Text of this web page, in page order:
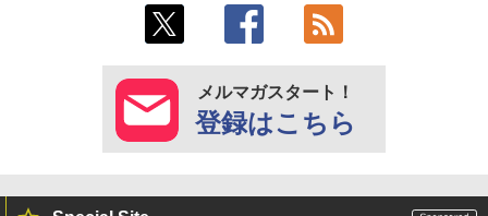
メルマガスタート！
登録はこちら